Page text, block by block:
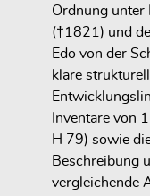
Ordnung unter
(†1821) und
Edo von der
klare
Inventare von
H 79) sowie
Beschreibung
vergleichende